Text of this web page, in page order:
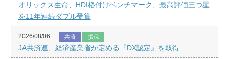
オリックス生命、HDI格付けベンチマーク、最高評価三つ星
を11年連続ダブル受賞
2026/08/06 共済 損保
JA共済連、経済産業省が定める『DX認定』を取得